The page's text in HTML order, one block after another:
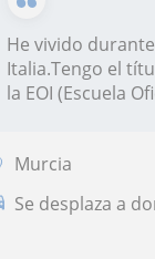
He vivido
Italia.Tengo el
la EOI (Escuela
Murcia
Se desplaza a